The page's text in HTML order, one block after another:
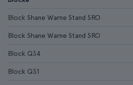
Block Shane Warne Stand SRO
Block Shane Warne Stand SRO
Block Q34
Block Q31